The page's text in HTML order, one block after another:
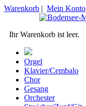
Warenkorb | Mein Konto
Ihr Warenkorb ist leer.
Orgel
Klavier/Cembalo
Chor
Gesang
Orchester